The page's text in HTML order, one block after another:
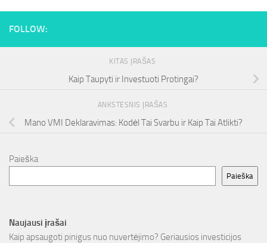
FOLLOW:
KITAS ĮRAŠAS
Kaip Taupyti ir Investuoti Protingai?
ANKSTESNIS ĮRAŠAS
Mano VMI Deklaravimas: Kodėl Tai Svarbu ir Kaip Tai Atlikti?
Paieška
Paieška
Naujausi įrašai
Kaip apsaugoti pinigus nuo nuvertėjimo? Geriausios investicijos